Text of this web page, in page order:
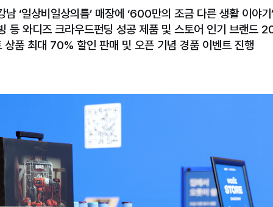
‘일상비일상의틈’ 매장에 ‘600만의 조금 다른 생활 이야기
등 와디즈 크라우드펀딩 성공 제품 및 스토어 인기 브랜드
품 최대 70% 할인 판매 및 오픈 기념 경품 이벤트 진행